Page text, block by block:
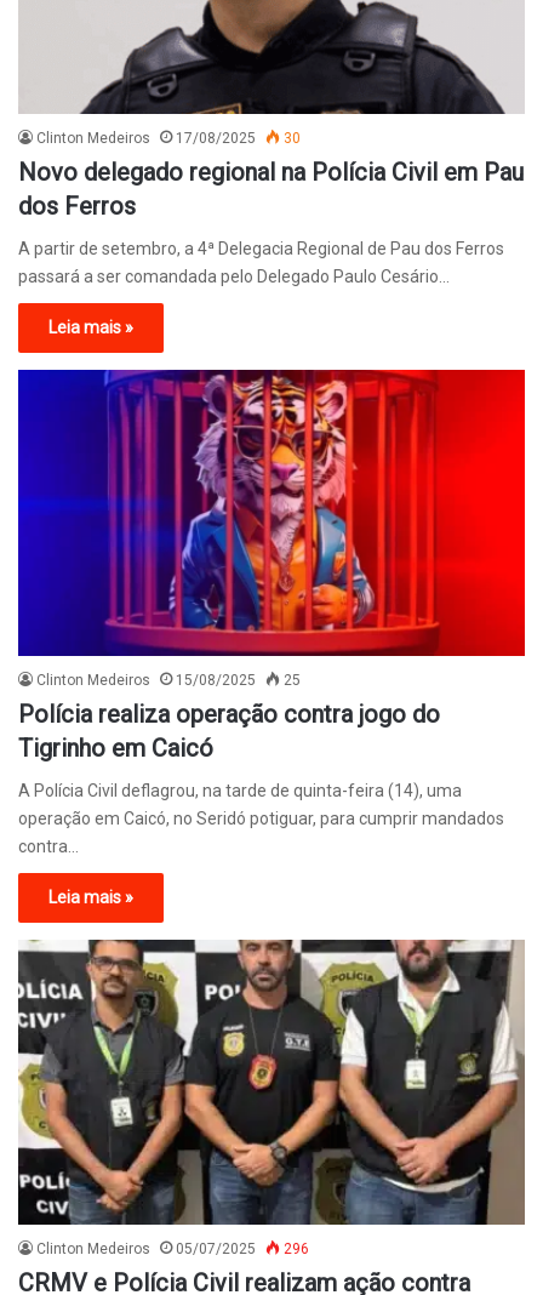
Clinton Medeiros 17/08/2025 30
Novo delegado regional na Polícia Civil em Pau
dos Ferros
A partir de setembro, a 4ª Delegacia Regional de Pau dos Ferros
passará a ser comandada pelo Delegado Paulo Cesário…
Leia mais »
Clinton Medeiros 15/08/2025 25
Polícia realiza operação contra jogo do
Tigrinho em Caicó
A Polícia Civil deflagrou, na tarde de quinta-feira (14), uma
operação em Caicó, no Seridó potiguar, para cumprir mandados
contra…
Leia mais »
Clinton Medeiros 05/07/2025 296
CRMV e Polícia Civil realizam ação contra